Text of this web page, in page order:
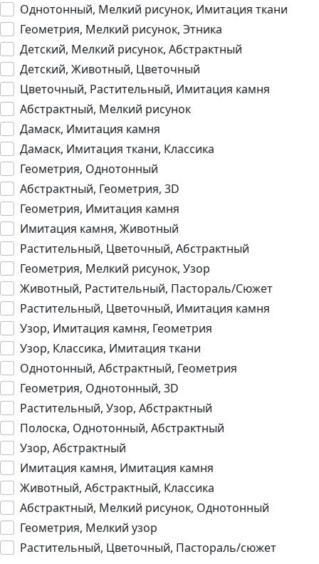
Однотонный, Мелкий рисунок, Имитация ткани
Геометрия, Мелкий рисунок, Этника
Детский, Мелкий рисунок, Абстрактный
Детский, Животный, Цветочный
Цветочный, Растительный, Имитация камня
Абстрактный, Мелкий рисунок
Дамаск, Имитация камня
Дамаск, Имитация ткани, Классика
Геометрия, Однотонный
Абстрактный, Геометрия, 3D
Геометрия, Имитация камня
Имитация камня, Животный
Растительный, Цветочный, Абстрактный
Геометрия, Мелкий рисунок, Узор
Животный, Растительный, Пастораль/Сюжет
Растительный, Цветочный, Имитация камня
Узор, Имитация камня, Геометрия
Узор, Классика, Имитация ткани
Однотонный, Абстрактный, Геометрия
Геометрия, Однотонный, 3D
Растительный, Узор, Абстрактный
Полоска, Однотонный, Абстрактный
Узор, Абстрактный
Имитация камня, Имитация камня
Животный, Абстрактный, Классика
Абстрактный, Мелкий рисунок, Однотонный
Геометрия, Мелкий узор
Растительный, Цветочный, Пастораль/сюжет